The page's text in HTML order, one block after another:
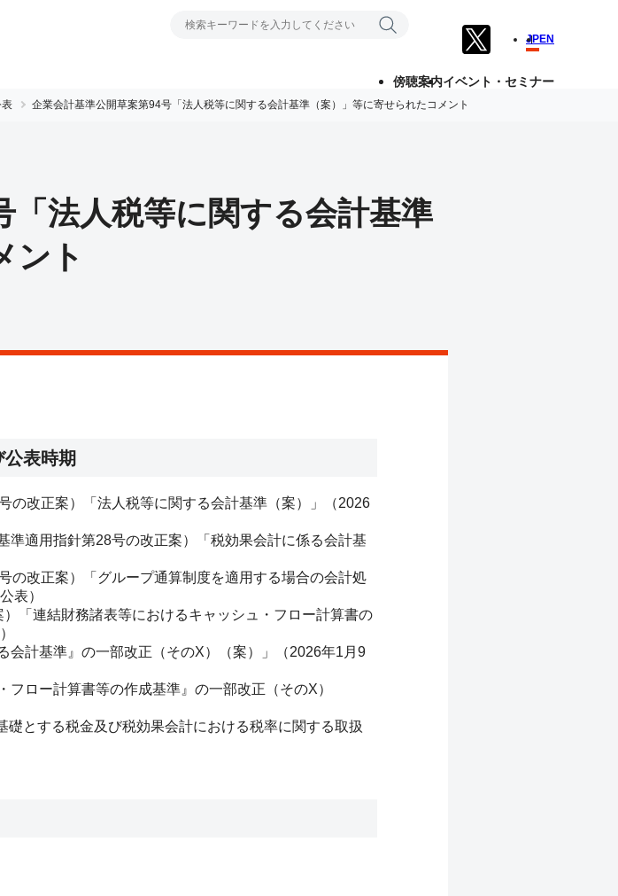
傍聴案内イベント・セミナー
JPEN
表 企業会計基準公開草案第94号「法人税等に関する会計基準（案）」等に寄せられたコメント
「法人税等に関する会計基準
ント
表時期
の改正案）「法人税等に関する会計基準（案）」（2026
準適用指針第28号の改正案）「税効果会計に係る会計基
の改正案）「グループ通算制度を適用する場合の会計処
表）
「連結財務諸表等におけるキャッシュ・フロー計算書の
会計基準』の一部改正（そのX）（案）」（2026年1月9
ロー計算書等の作成基準』の一部改正（そのX）
礎とする税金及び税効果会計における税率に関する取扱